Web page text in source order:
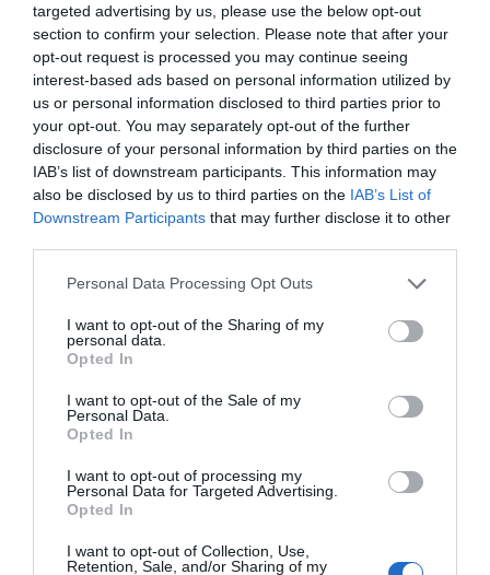
targeted advertising by us, please use the below opt-out
section to confirm your selection. Please note that after your
opt-out request is processed you may continue seeing
interest-based ads based on personal information utilized by
us or personal information disclosed to third parties prior to
your opt-out. You may separately opt-out of the further
disclosure of your personal information by third parties on the
IAB’s list of downstream participants. This information may
also be disclosed by us to third parties on the IAB’s List of
Downstream Participants that may further disclose it to other
Personal Data Processing Opt Outs
I want to opt-out of the Sharing of my
personal data.
Opted In
I want to opt-out of the Sale of my
Personal Data.
Opted In
I want to opt-out of processing my
Personal Data for Targeted Advertising.
Opted In
I want to opt-out of Collection, Use,
Retention, Sale, and/or Sharing of my
A família de Afonso, um rapaz de 12 anos natural de
Guimarães, lançou um apelo público à inscrição de novos
dadores de medula óssea, depois de o jovem ter sido
diagnosticado com aplasia medular, uma doença rara que
compromete a produção de células sanguíneas. A
condição levou ao seu internamento no Centro Materno-
Infantil do Norte, no Porto, há quase sete semanas.
A mãe de Afonso explica que o diagnóstico foi confirmado
na sexta-feira, 31 de outubro, e que não houve
compatibilidade dentro da família:
“O meu filho está internado no Centro Materno e
Infantil do Norte (Porto) e foi diagnosticado na
medular. Não há compatibilidade dentro da família e,
recolha de possíveis doadores de medula óssea em
vários locais do país.”
Face à urgência do caso, a família está a organizar várias
ações de recolha de potenciais dadores. No dia
23 de
novembro, oInstituto Português do Sangue e da
Transplantação (IPST)
Paralelamente, continuam a decorrer recolhas na Casa do
Dador, em Guimarães, todas as terças-feiras deste mês,
das 14h30 às 19h00, e no sábado, 15 de novembro, entre as
09h00 e as 12h30.